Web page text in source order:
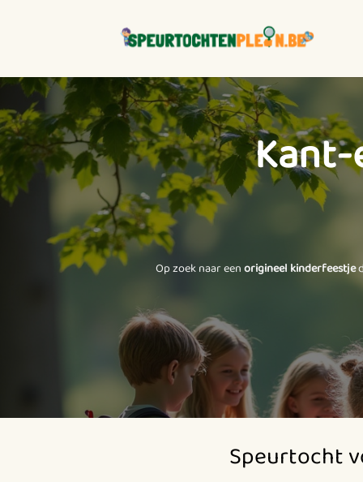
Op zoek naar eenorigineel kinderfeestje
Speurtocht